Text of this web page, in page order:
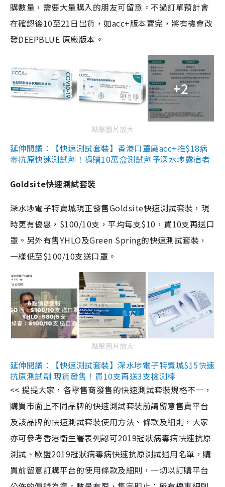
購數量，需要大量購入的朋友可留意。不過訂單預計會
在確認後10至21日出貨，如acc+版本賣完，將有機會改
發DEEPBLUE 原廠版本。
+2
點擊圖片放大
延伸閱讀：【快速測試套裝】香港口罩廠acc+推$18病
毒抗原快速測試劑！捐贈10萬盒測試劑予深水埗露宿者
Goldsite快速測試套裝
深水埗電子特賣城現正發售Goldsite快速測試套裝，現
時更有優惠，$100/10支，平均每支$10，買10支再送口
罩。另外有售YHLO及Green Spring的快速測試套裝，
一樣低至$100/10支送口罩。
點擊圖片放大
延伸閱讀：【快速測試套裝】深水埗電子特賣城$15快速
抗原測試劑 現貨發售！買10支再送3支檢測棒
<< 提提大家，各零售商發售的快速測試套裝規格不一，
購買市面上不同品牌的快速測試套裝前請留意售賣平台
及該品牌的快速測試套裝使用方法、條款及細則，大家
亦可參考香港衞生署表列認可2019冠狀病毒病快速抗原
測試、歐盟2019冠狀病毒病快速抗原測試通用名單，購
買前留意訂購平台的使用條款及細則，一切以訂購平台